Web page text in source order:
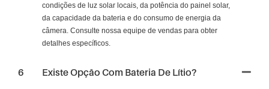
condições de luz solar locais, da potência do painel solar,
da capacidade da bateria e do consumo de energia da
câmera. Consulte nossa equipe de vendas para obter
detalhes específicos.
6 Existe Opção Com Bateria De Lítio?